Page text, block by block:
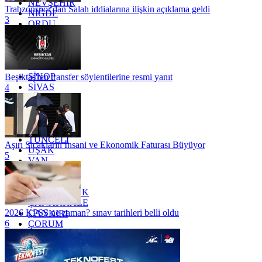
NEVŞEHİR
NİĞDE
ORDU
OSMANİYE
RİZE
SAKARYA
SİNOP
SİVAS
SİİRT
TEKİRDAĞ
TOKAT
TRABZON
TUNCELİ
UŞAK
VAN
YALOVA
YOZGAT
ZONGULDAK
ÇANAKKALE
ÇANKIRI
ÇORUM
İSTANBUL
İZMİR
ŞANLIURFA
Trabzonspor'dan Salah iddialarına ilişkin açıklama geldi
3
Beşiktaş'tan transfer söylentilerine resmi yanıt
4
Aşırı Sıcakların İnsani ve Ekonomik Faturası Büyüyor
5
2026 KPSS ne zaman? sınav tarihleri belli oldu
6